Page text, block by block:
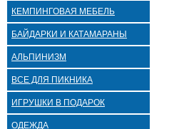
КЕМПИНГОВАЯ МЕБЕЛЬ
БАЙДАРКИ И КАТАМАРАНЫ
АЛЬПИНИЗМ
ВСЕ ДЛЯ ПИКНИКА
ИГРУШКИ В ПОДАРОК
ОДЕЖДА